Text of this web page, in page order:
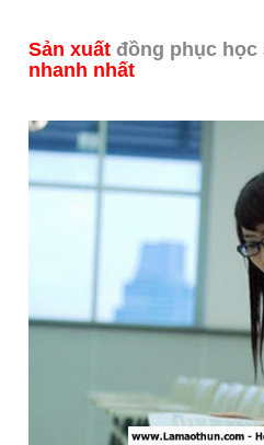
Sản xuất đồng phục học
nhanh nhất